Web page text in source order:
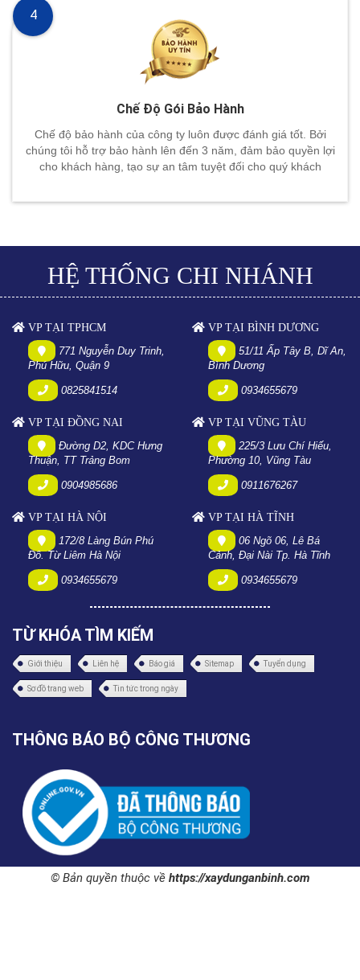
Chế Độ Gói Bảo Hành
Chế độ bảo hành của công ty luôn được đánh giá tốt. Bởi
chúng tôi hỗ trợ bảo hành lên đến 3 năm, đảm bảo quyền lợi
cho khách hàng, tạo sự an tâm tuyệt đối cho quý khách
4
HỆ THỐNG CHI NHÁNH
VP TẠI TPHCM
771 Nguyễn Duy Trinh,
Phú Hữu, Quận 9
0825841514
VP TẠI BÌNH DƯƠNG
51/11 Ấp Tây B, Dĩ An,
Bình Dương
0934655679
VP TẠI ĐỒNG NAI
Đường D2, KDC Hưng
Thuận, TT Trảng Bom
0904985686
VP TẠI VŨNG TÀU
225/3 Lưu Chí Hiếu,
Phường 10, Vũng Tàu
0911676267
VP TẠI HÀ NỘI
172/8 Làng Bún Phú
Đô. Từ Liêm Hà Nội
0934655679
VP TẠI HÀ TĨNH
06 Ngõ 06, Lê Bá
Cảnh, Đại Nài Tp. Hà Tĩnh
0934655679
TỪ KHÓA TÌM KIẾM
Giới thiệu Liên hệ Báo giá Sitemap Tuyển dụng
Sơ đồ trang web Tin tức trong ngày
THÔNG BÁO BỘ CÔNG THƯƠNG
© Bản quyền thuộc về https://xaydunganbinh.com